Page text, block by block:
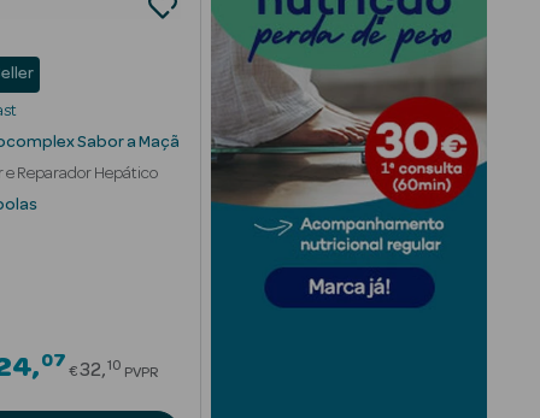
Sabor a Maçã
e Reparador Hepático
07Price reduced from
€32 10 PVPR